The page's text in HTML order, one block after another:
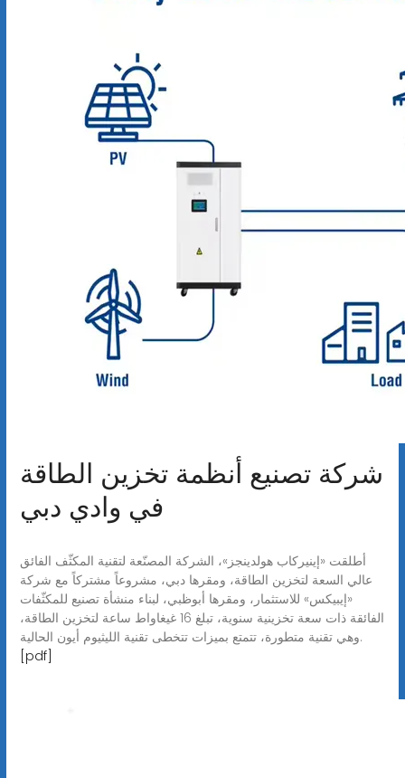
شركة تصنيع أنظمة تخزين الطاقة
في وادي دبي
أطلقت «إينيركاب هولدينجز»، الشركة المصنّعة لتقنية المكثّف الفائق
عالي السعة لتخزين الطاقة، ومقرها دبي، مشروعاً مشتركاً مع شركة
«إيبيكس» للاستثمار، ومقرها أبوظبي، لبناء منشأة تصنيع للمكثّفات
الفائقة ذات سعة تخزينية سنوية، تبلغ 16 غيغاواط ساعة لتخزين الطاقة،
وهي تقنية متطورة، تتمتع بميزات تتخطى تقنية الليثيوم أيون الحالية.
[pdf]